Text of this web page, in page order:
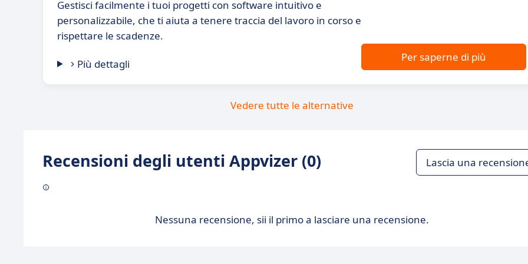
Gestisci facilmente i tuoi progetti con software intuitivo e
personalizzabile, che ti aiuta a tenere traccia del lavoro in corso e
rispettare le scadenze.
Più dettagli
Per saperne di più
Vedere tutte le alternative
Recensioni degli utenti Appvizer (0) Lascia una
Nessuna recensione, sii il primo a lasciare una recensione.